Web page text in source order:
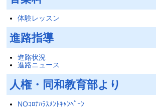
体験レッスン
進路指導
進路状況
進路ニュース
人権・同和教育部より
NOｺﾛﾅﾊﾗｽﾒﾝﾄｷｬﾝﾍﾟｰﾝ